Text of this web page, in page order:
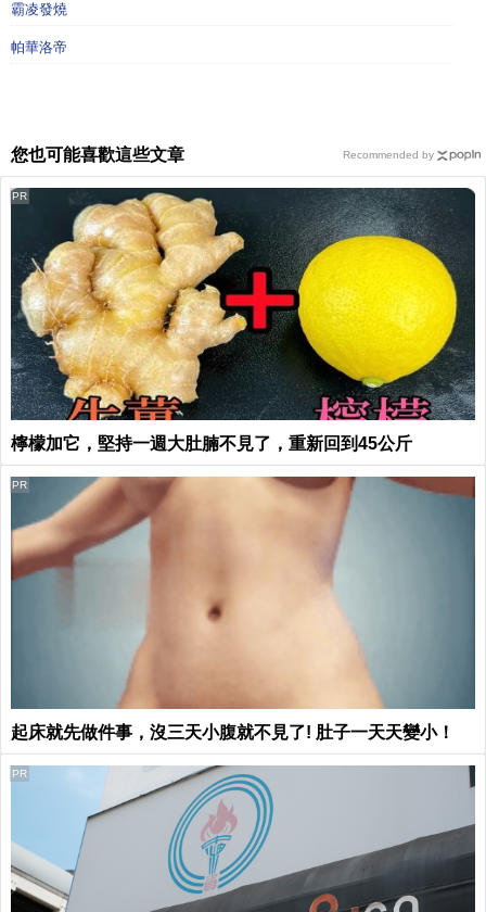
霸凌發燒
帕華洛帝
您也可能喜歡這些文章
檸檬加它，堅持一週大肚腩不見了，重新回到45公斤
PR
起床就先做件事，沒三天小腹就不見了! 肚子一天天變小！
PR
PR
Recommended by